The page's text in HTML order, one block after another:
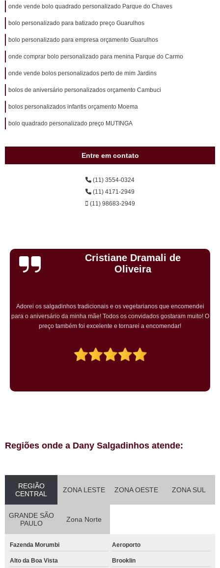
onde vende bolo quadrado personalizado Parque do Chaves
bolo personalizado para batizado preço Guarulhos
bolo personalizado para empresa orçamento Guarulhos
onde comprar bolo personalizado para menina Parque do Carmo
onde vende bolos personalizados perto de mim Jardins
bolos de aniversário personalizados orçamento Cambuci
bolos personalizados infantis orçamento Moema
bolo quadrado personalizado preço MUTINGA
Entre em contato
(11) 3554-0324
(11) 4171-2949
(11) 98683-2949
Cristiane Dramali de
Oliveira
Adorei os salgadinhos tradicionais e os vegetarianos que encomendei
para o aniversário da minha mãe! Todos os convidados gostaram muito! O
preço também foi excelente e tornarei a encomendar!
Regiões onde a Dany Salgadinhos atende:
REGIÃO
CENTRAL
ZONA LESTE ZONA OESTE ZONA SUL
GRANDE SÃO
PAULO
Zona Norte
Fazenda Morumbi Aeroporto
Alto da Boa Vista Brooklin